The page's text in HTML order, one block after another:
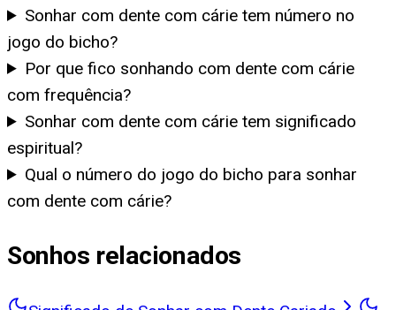
Sonhar com dente com cárie tem número no
jogo do bicho?
Por que fico sonhando com dente com cárie
com frequência?
Sonhar com dente com cárie tem significado
espiritual?
Qual o número do jogo do bicho para sonhar
com dente com cárie?
Sonhos relacionados